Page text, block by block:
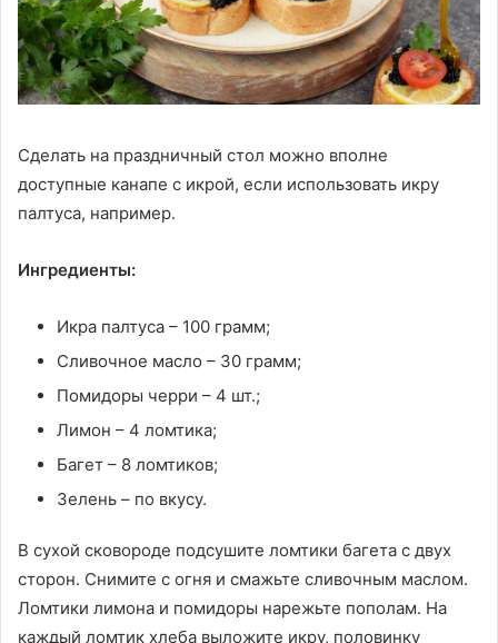
Сделать на праздничный стол можно вполне
доступные канапе с икрой, если использовать икру
палтуса, например.
Ингредиенты:
Икра палтуса – 100 грамм;
Сливочное масло – 30 грамм;
Помидоры черри – 4 шт.;
Лимон – 4 ломтика;
Багет – 8 ломтиков;
Зелень – по вкусу.
В сухой сковороде подсушите ломтики багета с двух
сторон. Снимите с огня и смажьте сливочным маслом.
Ломтики лимона и помидоры нарежьте пополам. На
каждый ломтик хлеба выложите икру, половинку